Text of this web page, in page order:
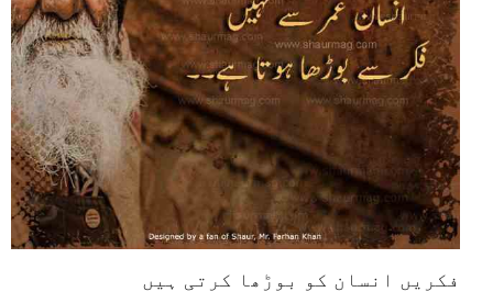
فکریں انسان کو بوڑھا کرتی ہیں